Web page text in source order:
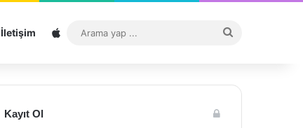
İletişim Sitemap
...
Kayıt Ol